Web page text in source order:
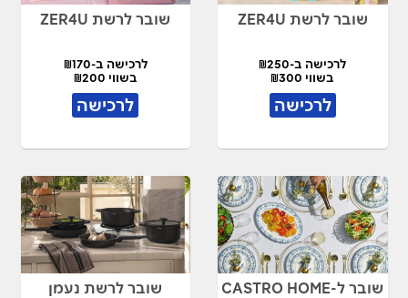
שובר לרשת ZER4U
לרכישה ב-₪250
בשווי ₪300
לרכישה
שובר לרשת ZER4U
לרכישה ב-₪170
בשווי ₪200
לרכישה
שובר ל-CASTRO HOME שובר לרשת נעמן